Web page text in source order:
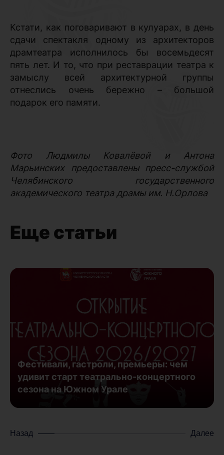
Кстати, как поговаривают в кулуарах, в день
сдачи спектакля одному из архитекторов
драмтеатра исполнилось бы восемьдесят
пять лет. И то, что при реставрации театра к
замыслу всей архитектурной группы
отнеслись очень бережно – большой
подарок его памяти.
Фото Людмилы Ковалёвой и Антона
Марьинских предоставлены пресс-службой
Челябинского государственного
академического театра драмы им. Н.Орлова
Еще статьи
Фестивали, гастроли, премьеры: чем
удивит старт театрально-концертного
сезона на Южном Урале
Назад Далее